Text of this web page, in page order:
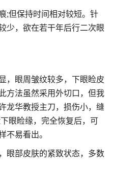
保持时间相对较短。针
少，欲在若干年后行二次眼
眼周皱纹较多，下眼睑皮
方法虽然采用外切口，但我
龙华教授主刀，损伤小，缝
眼睑缘，完全恢复后，可
不易看出。
部皮肤的紧致状态，多数